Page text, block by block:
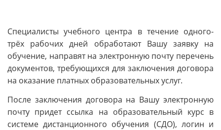
Специалисты учебного центра в течение одного-
трёх рабочих дней обработают Вашу заявку на
обучение, направят на электронную почту перечень
документов, требующихся для заключения договора
на оказание платных образовательных услуг.
После заключения договора на Вашу электронную
почту придет ссылка на образовательный курс в
системе дистанционного обучения (СДО), логин и